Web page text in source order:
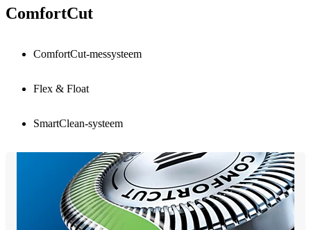
ComfortCut
ComfortCut-messysteem
Flex & Float
SmartClean-systeem